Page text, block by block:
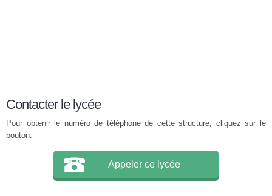
Contacter le lycée
Pour obtenir le numéro de téléphone de cette structure, cliquez sur le
bouton.
Appeler ce lycée